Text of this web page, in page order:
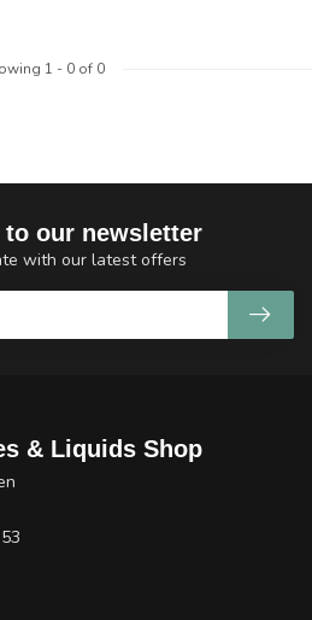
1 - 0of 0
to our newsletter
with our latest offers
& Liquids Shop